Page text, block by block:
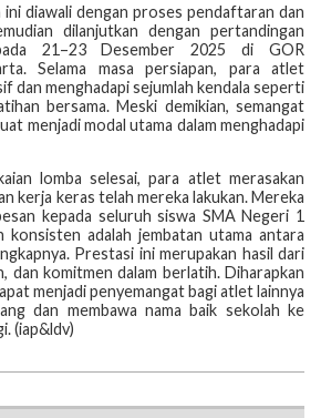
ini diawali dengan proses pendaftaran dan
dilanjutkan dengan pertandingan
21–23 Desember 2025 di GOR
Selama masa persiapan, para atlet
dan menghadapi sejumlah kendala seperti
bersama. Meski demikian, semangat
menjadi modal utama dalam menghadapi
lomba selesai, para atlet merasakan
kerja keras telah mereka lakukan. Mereka
kepada seluruh siswa SMA Negeri 1
konsisten adalah jembatan utama antara
Prestasi ini merupakan hasil dari
dan komitmen dalam berlatih. Diharapkan
menjadi penyemangat bagi atlet lainnya
dan membawa nama baik sekolah ke
(iap&ldv)